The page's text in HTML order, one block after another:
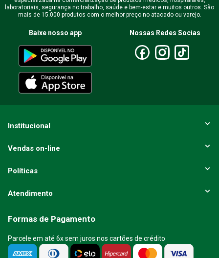
Endereço de email
Escreva uma avaliação
ENVIAR AVALIAÇÃO
laboratoriais, segurança no trabalho, saúde e bem-estar e muitos outros. São
mais de 15.000 produtos com o melhor preço no atacado ou varejo.
Baixe nosso app Nossas Redes Socias
Institucional
Vendas on-line
Políticas
Atendimento
Formas de Pagamento
Parcele em até 6x sem juros nos cartões de crédito